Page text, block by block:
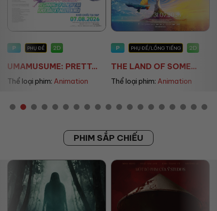
P PHỤ ĐỀ 2D
UMAMUSUME: PRETT...
Thể loại phim: Animation
P PHỤ ĐỀ/LỒNG TIẾNG 2D
THE LAND OF SOME...
Thể loại phim: Animation
PHIM SẮP CHIẾU